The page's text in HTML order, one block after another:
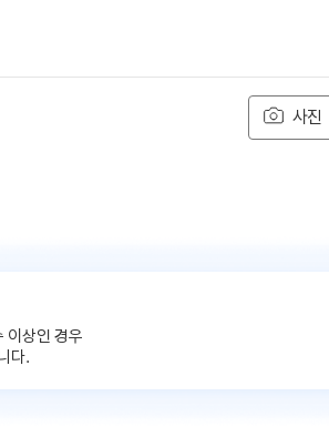
사진
이상인 경우
다.